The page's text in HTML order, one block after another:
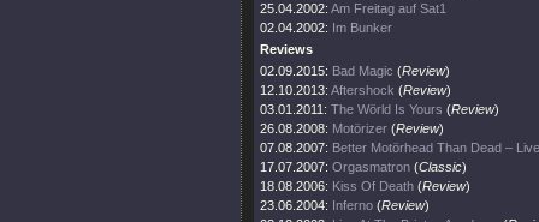
25.04.2002: Am Freitag auf Sat1
02.04.2002: Im Bunker
Reviews
02.09.2015: Bad Magic (Review)
12.10.2013: Aftershock (Review)
03.01.2011: The Wörld Is Yours (Review)
26.08.2008: Motörizer (Review)
07.08.2007: Better Motörhead Than Dead –
17.07.2007: Orgasmatron (Classic)
18.08.2006: Kiss Of Death (Review)
23.06.2004: Inferno (Review)